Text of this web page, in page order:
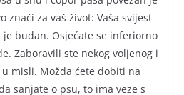
znači za vaš život: Vaša svijest
budan. Osjećate se inferiorno
Zaboravili ste nekog voljenog i
misli. Možda ćete dobiti na
sanjate o psu, to ima veze s